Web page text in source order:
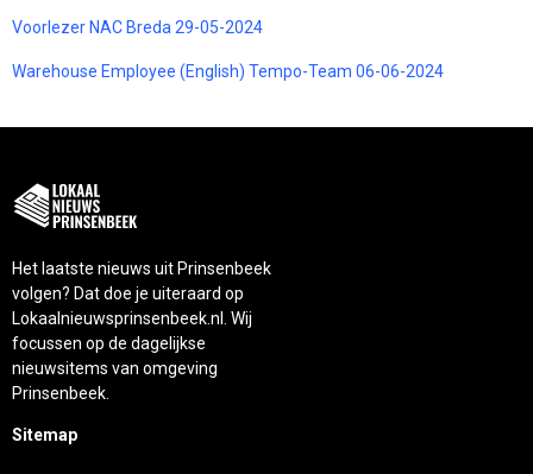
Voorlezer NAC Breda 29-05-2024
Warehouse Employee (English) Tempo-Team 06-06-2024
Het laatste nieuws uit Prinsenbeek
volgen? Dat doe je uiteraard op
Lokaalnieuwsprinsenbeek.nl. Wij
focussen op de dagelijkse
nieuwsitems van omgeving
Prinsenbeek.
Sitemap